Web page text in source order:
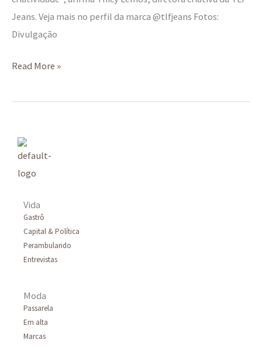
Jean​s. Veja mais no perfil da marca @tlfjeans Fotos:
Divulgação
Read More »
Vida
Gastrô
Capital & Política
Perambulando
Entrevistas
Moda
Passarela
Em alta
Marcas